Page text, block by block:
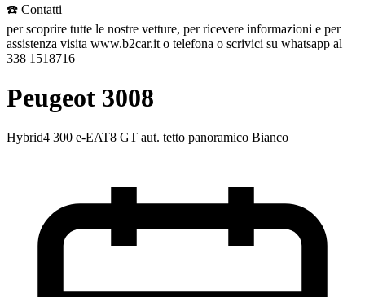
☎️ Contatti
per scoprire tutte le nostre vetture, per ricevere informazioni e per
assistenza visita www.b2car.it o telefona o scrivici su whatsapp al
338 1518716
Peugeot 3008
Hybrid4 300 e-EAT8 GT aut. tetto panoramico Bianco